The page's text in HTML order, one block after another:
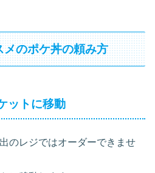
のポケ丼の頼み方
ットに移動
のレジではオーダーできませ